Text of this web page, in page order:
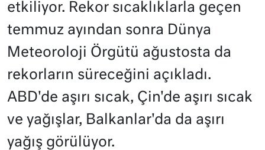
etkiliyor. Rekor sıcaklıklarla geçen
temmuz ayından sonra Dünya
Meteoroloji Örgütü ağustosta da
rekorların süreceğini açıkladı.
ABD'de aşırı sıcak, Çin'de aşırı sıcak
ve yağışlar, Balkanlar'da da aşırı
yağış görülüyor.